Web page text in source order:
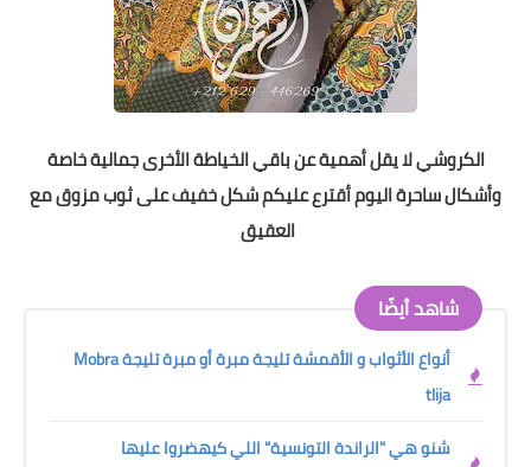
الكروشي لا يقل أهمية عن باقي الخياطة الأخرى جمالية خاصة
وأشكال ساحرة اليوم أقترع عليكم شكل خفيف على ثوب مزوق مع
العقيق
شاهد أيضًا
أنواع الأثواب و الأقمشة تليجة مبرة أو مبرة تليجة Mobra
tlija
شنو هي "الراندة التونسية" اللي كيهضروا عليها